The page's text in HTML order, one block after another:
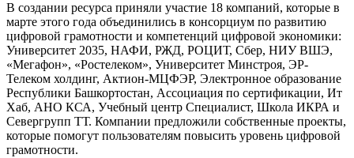
В создании ресурса приняли участие 18 компаний, которые в
марте этого года объединились в консорциум по развитию
цифровой грамотности и компетенций цифровой экономики:
Университет 2035, НАФИ, РЖД, РОЦИТ, Сбер, НИУ ВШЭ,
«Мегафон», «Ростелеком», Университет Минстроя, ЭР-
Телеком холдинг, Актион-МЦФЭР, Электронное образование
Республики Башкортостан, Ассоциация по сертификации, Ит
Хаб, АНО КСА, Учебный центр Специалист, Школа ИКРА и
Севергрупп ТТ. Компании предложили собственные проекты,
которые помогут пользователям повысить уровень цифровой
грамотности.